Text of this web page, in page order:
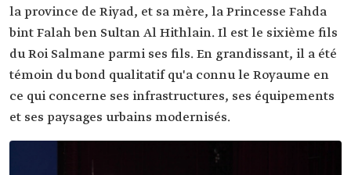
la province de Riyad, et sa mère, la Princesse Fahda
bint Falah ben Sultan Al Hithlain. Il est le sixième fils
du Roi Salmane parmi ses fils. En grandissant, il a été
témoin du bond qualitatif qu'a connu le Royaume en
ce qui concerne ses infrastructures, ses équipements
et ses paysages urbains modernisés.